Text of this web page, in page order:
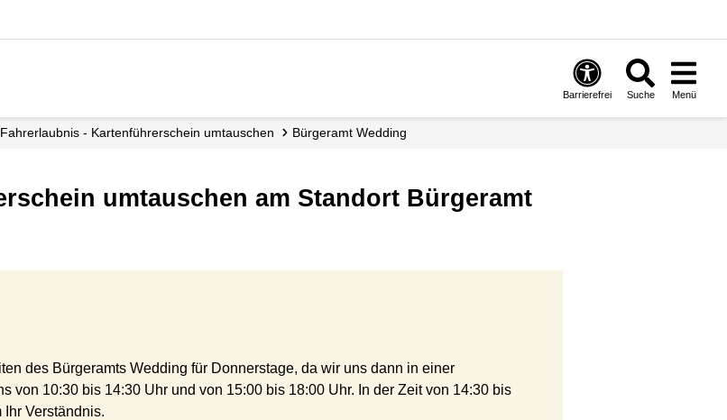
Barrierefrei Suche Menü
Fahrerlaubnis - Kartenführerschein umtauschen Bürgeramt Wedding
umtauschen am Standort Bürgeramt
des Bürgeramts Wedding für Donnerstage, da wir uns dann in einer
von 10:30 bis 14:30 Uhr und von 15:00 bis 18:00 Uhr. In der Zeit von 14:30 bis
Verständnis.